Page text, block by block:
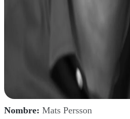
Nombre: Mats Persson